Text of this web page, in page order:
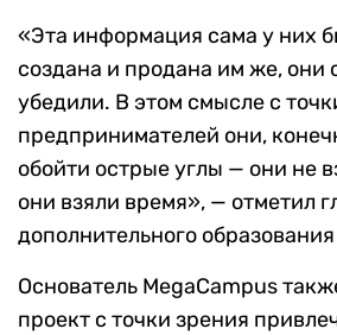
«Эта информация сама у них
создана и продана им же, они
убедили. В этом смысле с
предпринимателей они,
обойти острые углы — они не
они взяли время», — отметил
дополнительного
Основатель MegaCampus
проект с точки зрения